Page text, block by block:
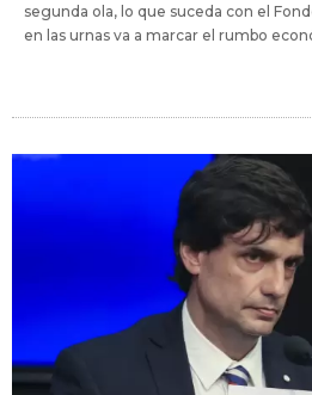
segunda ola, lo que suceda con el
en las urnas va a marcar el rumbo